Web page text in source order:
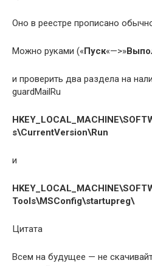
Оно в реестре прописано
Можно руками («Пуск«—>»
и проверить два раздела на
guardMailRu
s\CurrentVersion\Run
и
Tools\MSConfig\startupreg\
Цитата
Всем на будущее — не